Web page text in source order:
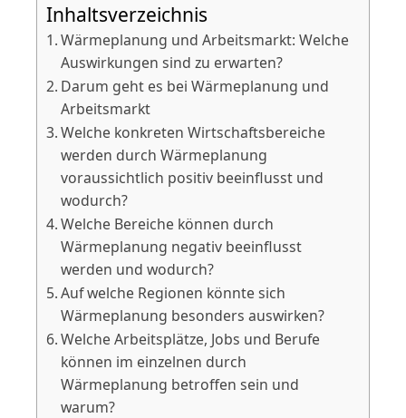
Inhaltsverzeichnis
Wärmeplanung und Arbeitsmarkt: Welche
Auswirkungen sind zu erwarten?
Darum geht es bei Wärmeplanung und
Arbeitsmarkt
Welche konkreten Wirtschaftsbereiche
werden durch Wärmeplanung
voraussichtlich positiv beeinflusst und
wodurch?
Welche Bereiche können durch
Wärmeplanung negativ beeinflusst
werden und wodurch?
Auf welche Regionen könnte sich
Wärmeplanung besonders auswirken?
Welche Arbeitsplätze, Jobs und Berufe
können im einzelnen durch
Wärmeplanung betroffen sein und
warum?